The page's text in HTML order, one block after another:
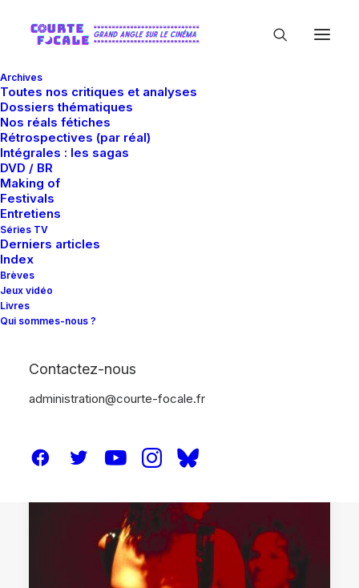
Archives
Toutes nos critiques et analyses
Dossiers thématiques
Nos réals fétiches
Rétrospectives (par réal)
Intégrales : les sagas
DVD / BR
Making of
Festivals
Entretiens
Séries TV
Derniers articles
Index
Brèves
Jeux vidéo
Livres
Qui sommes-nous ?
Contactez-nous
administration@courte-focale.fr